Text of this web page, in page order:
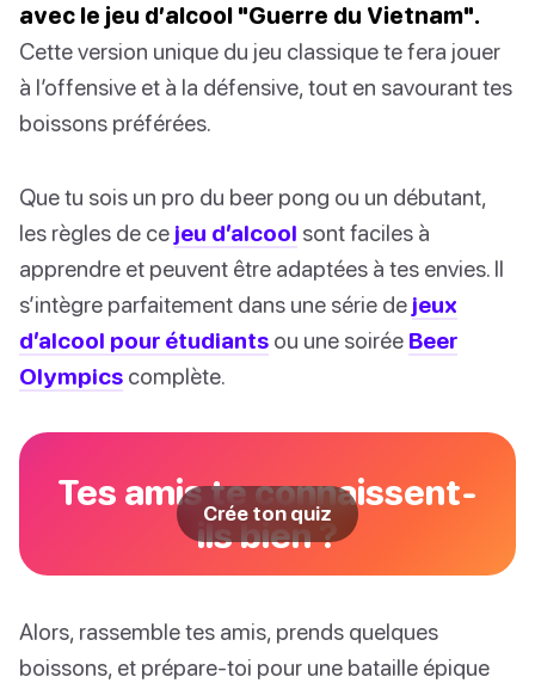
avec le jeu d’alcool "Guerre du Vietnam".
Cette version unique du jeu classique te fera jouer
à l’offensive et à la défensive, tout en savourant tes
boissons préférées.
Que tu sois un pro du beer pong ou un débutant,
les règles de ce jeu d’alcool sont faciles à
apprendre et peuvent être adaptées à tes envies. Il
s’intègre parfaitement dans une série de jeux
d’alcool pour étudiants ou une soirée Beer
Olympics complète.
Tes amis te connaissent-
ils bien ?
Crée ton quiz
Alors, rassemble tes amis, prends quelques
boissons, et prépare-toi pour une bataille épique